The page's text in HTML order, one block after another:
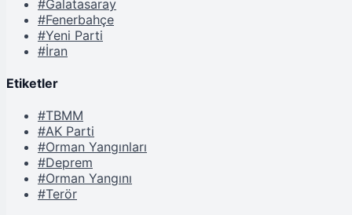
#Galatasaray
#Fenerbahçe
#Yeni Parti
#İran
Etiketler
#TBMM
#AK Parti
#Orman Yangınları
#Deprem
#Orman Yangını
#Terör